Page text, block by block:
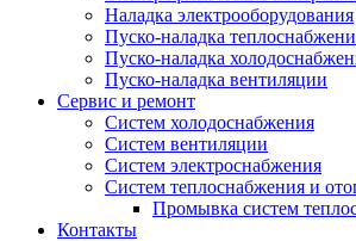
Наладка электрооборудования
Пуско-наладка
Пуско-наладка
Пуско-наладка вентиляции
Сервис и ремонт
Систем холодоснабжения
Систем вентиляции
Систем электроснабжения
Систем теплоснабжения и
Промывка систем
Контакты